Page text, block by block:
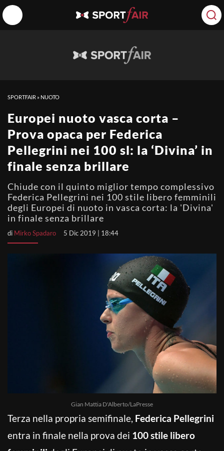
SPORTFAIR » NUOTO
Europei nuoto vasca corta –
Prova opaca per Federica
Pellegrini nei 100 sl: la ‘Divina’ in
finale senza brillare
Chiude con il quinto miglior tempo complessivo
Federica Pellegrini nei 100 stile libero femminili
degli Europei di nuoto in vasca corta: la 'Divina'
in finale senza brillare
di Mirko Spadaro 5 Dic 2019 | 18:44
Gian Mattia D'Alberto/LaPresse
Terza nella propria semifinale, Federica Pellegrini
entra in finale nella prova dei 100 stile libero